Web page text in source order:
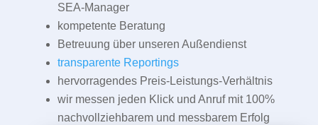
SEA-Manager
kompetente Beratung
Betreuung über unseren Außendienst
transparente Reportings
hervorragendes Preis-Leistungs-Verhältnis
wir messen jeden Klick und Anruf mit 100%
nachvollziehbarem und messbarem Erfolg